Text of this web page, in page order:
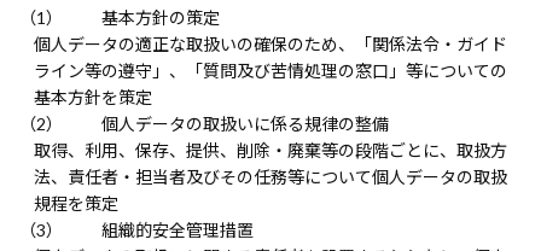
基本方針の策定
個人データの適正な取扱いの確保のため、「関係法令・ガイド
ライン等の遵守」、「質問及び苦情処理の窓口」等についての
基本方針を策定
個人データの取扱いに係る規律の整備
取得、利用、保存、提供、削除・廃棄等の段階ごとに、取扱方
法、責任者・担当者及びその任務等について個人データの取扱
規程を策定
組織的安全管理措置